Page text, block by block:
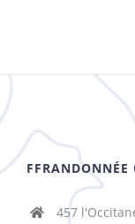
FFRANDONNÉE
457